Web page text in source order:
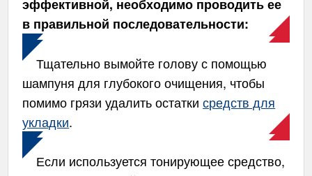
эффективной, необходимо проводить ее
в правильной последовательности:
Тщательно вымойте голову с помощью
шампуня для глубокого очищения, чтобы
помимо грязи удалить остаткисредств для
укладки.
Если используется тонирующее средство,